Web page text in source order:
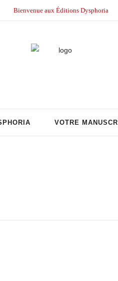
Bienvenue aux Éditions Dysphoria
VOTRE